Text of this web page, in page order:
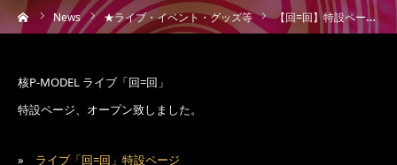
ム News ★ライブ・イベント・グッズ等 【回=回】特設ページ公開しました！
核P-MODEL ライブ「回=回」
特設ページ、オープン致しました。
» ライブ「回=回」特設ページ